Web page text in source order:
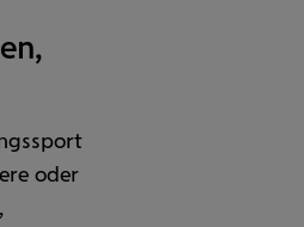
sport
oder